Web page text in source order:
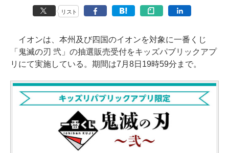
リスト
イオンは、本州及び四国のイオンを対象に一番くじ
「鬼滅の刃 弐」の抽選販売受付をキッズパブリックアプ
リにて実施している。期間は7月8日19時59分まで。